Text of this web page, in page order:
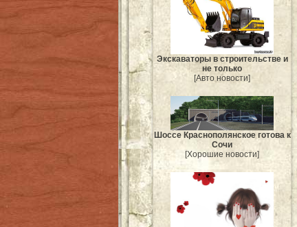
Экскаваторы в строительстве и
не только
[Авто новости]
Шоссе Краснополянское готова к
Сочи
[Хорошие новости]